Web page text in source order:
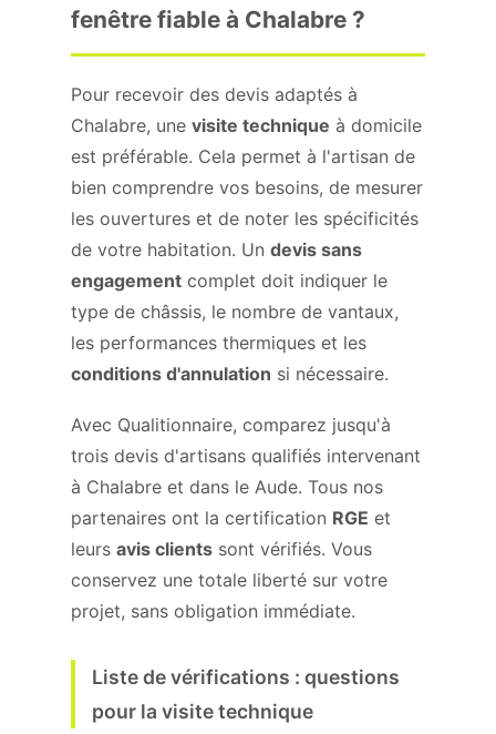
fenêtre fiable à Chalabre ?
Pour recevoir des devis adaptés à
Chalabre, une visite technique à domicile
est préférable. Cela permet à l'artisan de
bien comprendre vos besoins, de mesurer
les ouvertures et de noter les spécificités
de votre habitation. Un devis sans
engagement complet doit indiquer le
type de châssis, le nombre de vantaux,
les performances thermiques et les
conditions d'annulation si nécessaire.
Avec Qualitionnaire, comparez jusqu'à
trois devis d'artisans qualifiés intervenant
à Chalabre et dans le Aude. Tous nos
partenaires ont la certification RGE et
leurs avis clients sont vérifiés. Vous
conservez une totale liberté sur votre
projet, sans obligation immédiate.
Liste de vérifications : questions
pour la visite technique